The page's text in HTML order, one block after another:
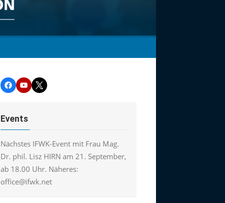
Facebook
YouTubeTwitter
Events
Nächstes IFWK-Event mit Frau Mag.
Dr. phil. Lisz HIRN am 21. September,
ab 18.00 Uhr. Näheres:
office@ifwk.net